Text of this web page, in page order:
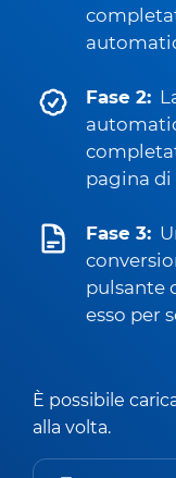
Fase 2:
pagina
Fase 3:
pulsante
esso per
È possibile
alla volta.